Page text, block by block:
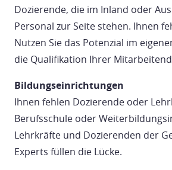
Dozierende, die im Inland oder
Personal zur Seite stehen. Ihnen
Nutzen Sie das Potenzial im
die Qualifikation Ihrer
Bildungseinrichtungen
Ihnen fehlen Dozierende oder
Berufsschule oder
Lehrkräfte und Dozierenden der
Experts füllen die Lücke.